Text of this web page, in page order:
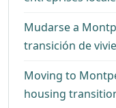
Mudarse a
transición de
Moving to
housing